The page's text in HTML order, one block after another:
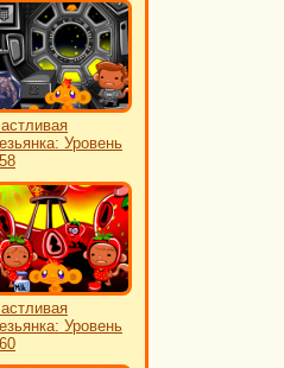
Уровень
Уровень